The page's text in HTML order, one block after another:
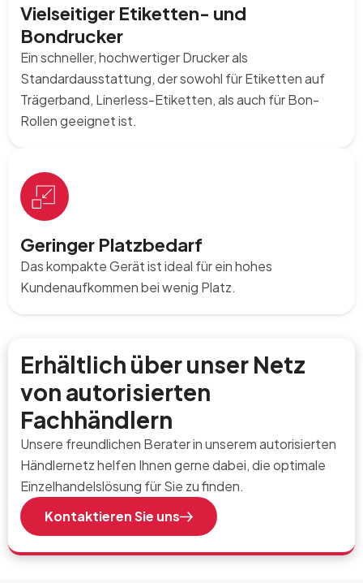
Vielseitiger Etiketten- und
Bondrucker
Ein schneller, hochwertiger Drucker als
Standardausstattung, der sowohl für Etiketten auf
Trägerband, Linerless-Etiketten, als auch für Bon-
Rollen geeignet ist.
Geringer Platzbedarf
Das kompakte Gerät ist ideal für ein hohes
Kundenaufkommen bei wenig Platz.
Erhältlich über unser Netz
von autorisierten
Fachhändlern
Unsere freundlichen Berater in unserem autorisierten
Händlernetz helfen Ihnen gerne dabei, die optimale
Einzelhandelslösung für Sie zu finden.
Kontaktieren Sie uns